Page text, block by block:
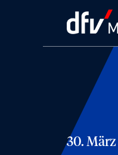
30.